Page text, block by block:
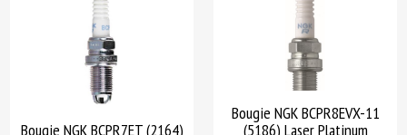
Bougie NGK BCPR7ET (2164)
Bougie NGK BCPR8EVX-11
(5186) Laser Platinum